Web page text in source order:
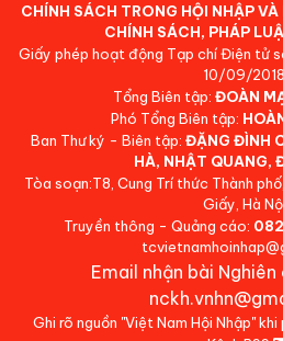
CHÍNH SÁCH TRONG HỘI NHẬP
CHÍNH SÁCH, PHÁP
Giấy phép hoạt động Tạp chí Điện tử
10/09/2018.
Tổng Biên tập: ĐOÀN
Phó Tổng Biên tập:
Ban Thư ký - Biên tập: ĐẶNG ĐÌNH
HÀ, NHẬT QUANG,
Tòa soạn:T8, Cung Trí thức Thành
Giấy, Hà
Truyền thông - Quảng cáo:
Email nhận bài
Ghi rõ nguồn "Việt Nam Hội Nhập"